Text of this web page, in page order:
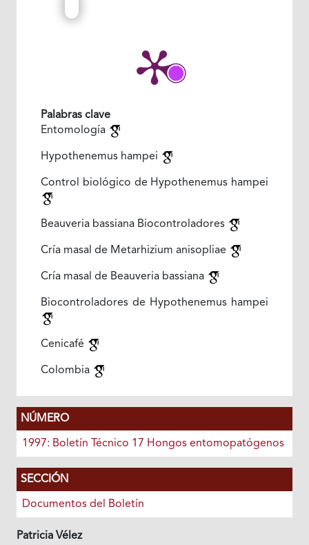
Palabras clave
Entomología
Hypothenemus hampei
Control biológico de Hypothenemus hampei
Beauveria bassiana Biocontroladores
Cría masal de Metarhizium anisopliae
Cría masal de Beauveria bassiana
Biocontroladores de Hypothenemus hampei
Cenicafé
Colombia
NÚMERO
1997: Boletín Técnico 17 Hongos entomopatógenos
SECCIÓN
Documentos del Boletín
Patricia Vélez